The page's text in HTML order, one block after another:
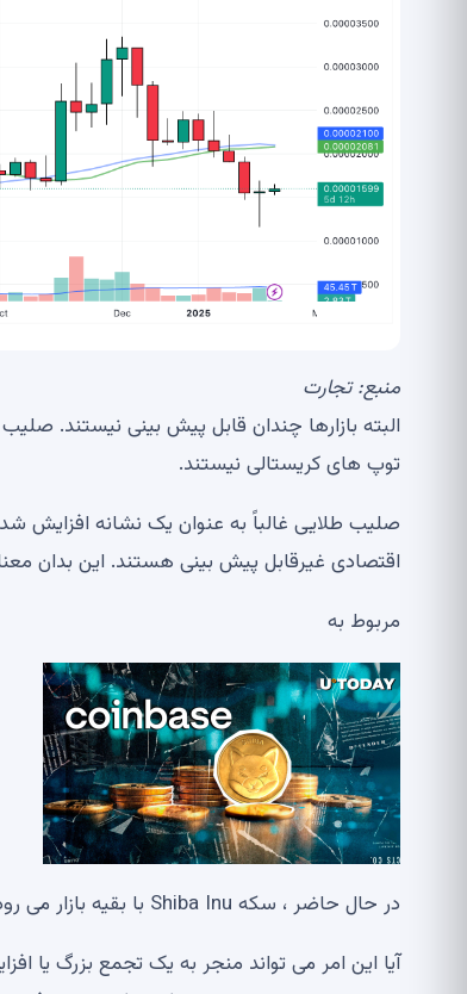
منبع:تجارت
البته بازارها چندان قابل پیش بینی نیستند.
توپ های کریستالی نیستند.
صلیب طلایی غالباً به عنوان یک نشانه افزایش
اقتصادی غیرقابل پیش بینی هستند. این بدان
مربوط به
در حال حاضر ، سکه Shiba Inu با بقیه بازار می رود ، اما صلیب طلایی به چیزی بزرگتر در افق اشاره می کند.